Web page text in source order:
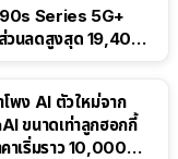
Series 5G+
วนลดสูงสุด 19,400
พง AI ตัวใหม่จาก
ขนาดเท่าลูกฮอกกี้
าเริ่มราว 10,000